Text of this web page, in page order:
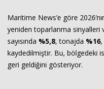
Maritime News’e göre
yeniden toparlanma sinyalleri
sayısında %5,8, tonajda %16
kaydedilmiştir. Bu, bölgedeki
geri geldiğini gösteriyor.